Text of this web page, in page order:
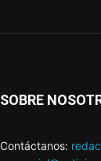
SOBRE
Contáctanos: